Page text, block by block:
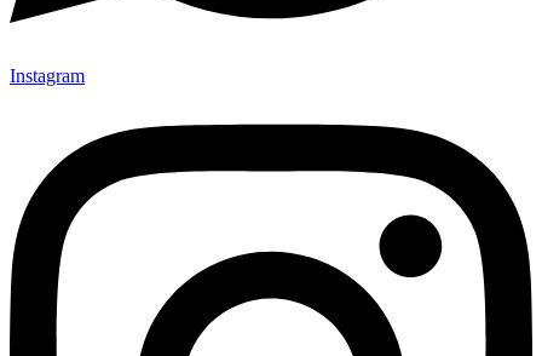
Instagram